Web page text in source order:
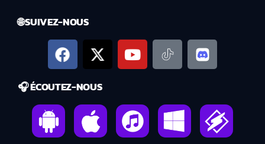
🌐 SUIVEZ-NOUS
🎧 ÉCOUTEZ-NOUS